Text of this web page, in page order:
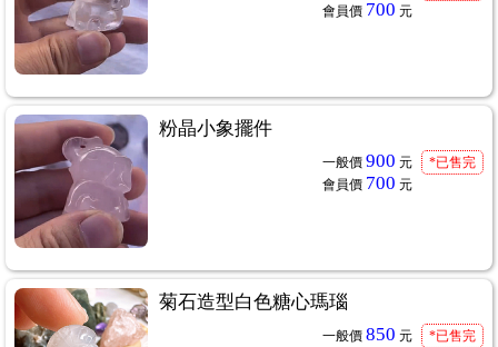
會員價 700 元
粉晶小象擺件
一般價 900 元
會員價 700 元
*已售完
菊石造型白色糖心瑪瑙
一般價 850 元
*已售完